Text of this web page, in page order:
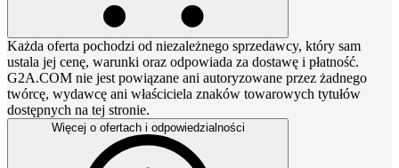
Każda oferta pochodzi od niezależnego sprzedawcy, który sam
ustala jej cenę, warunki oraz odpowiada za dostawę i płatność.
G2A.COM nie jest powiązane ani autoryzowane przez żadnego
twórcę, wydawcę ani właściciela znaków towarowych tytułów
dostępnych na tej stronie.
Więcej o ofertach i odpowiedzialności